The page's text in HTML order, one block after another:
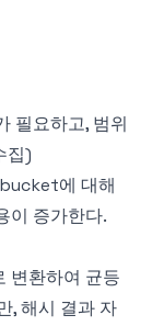
필요하고, 범위
집)
에 대해
이 증가한다.
변환하여 균등
, 해시 결과 자